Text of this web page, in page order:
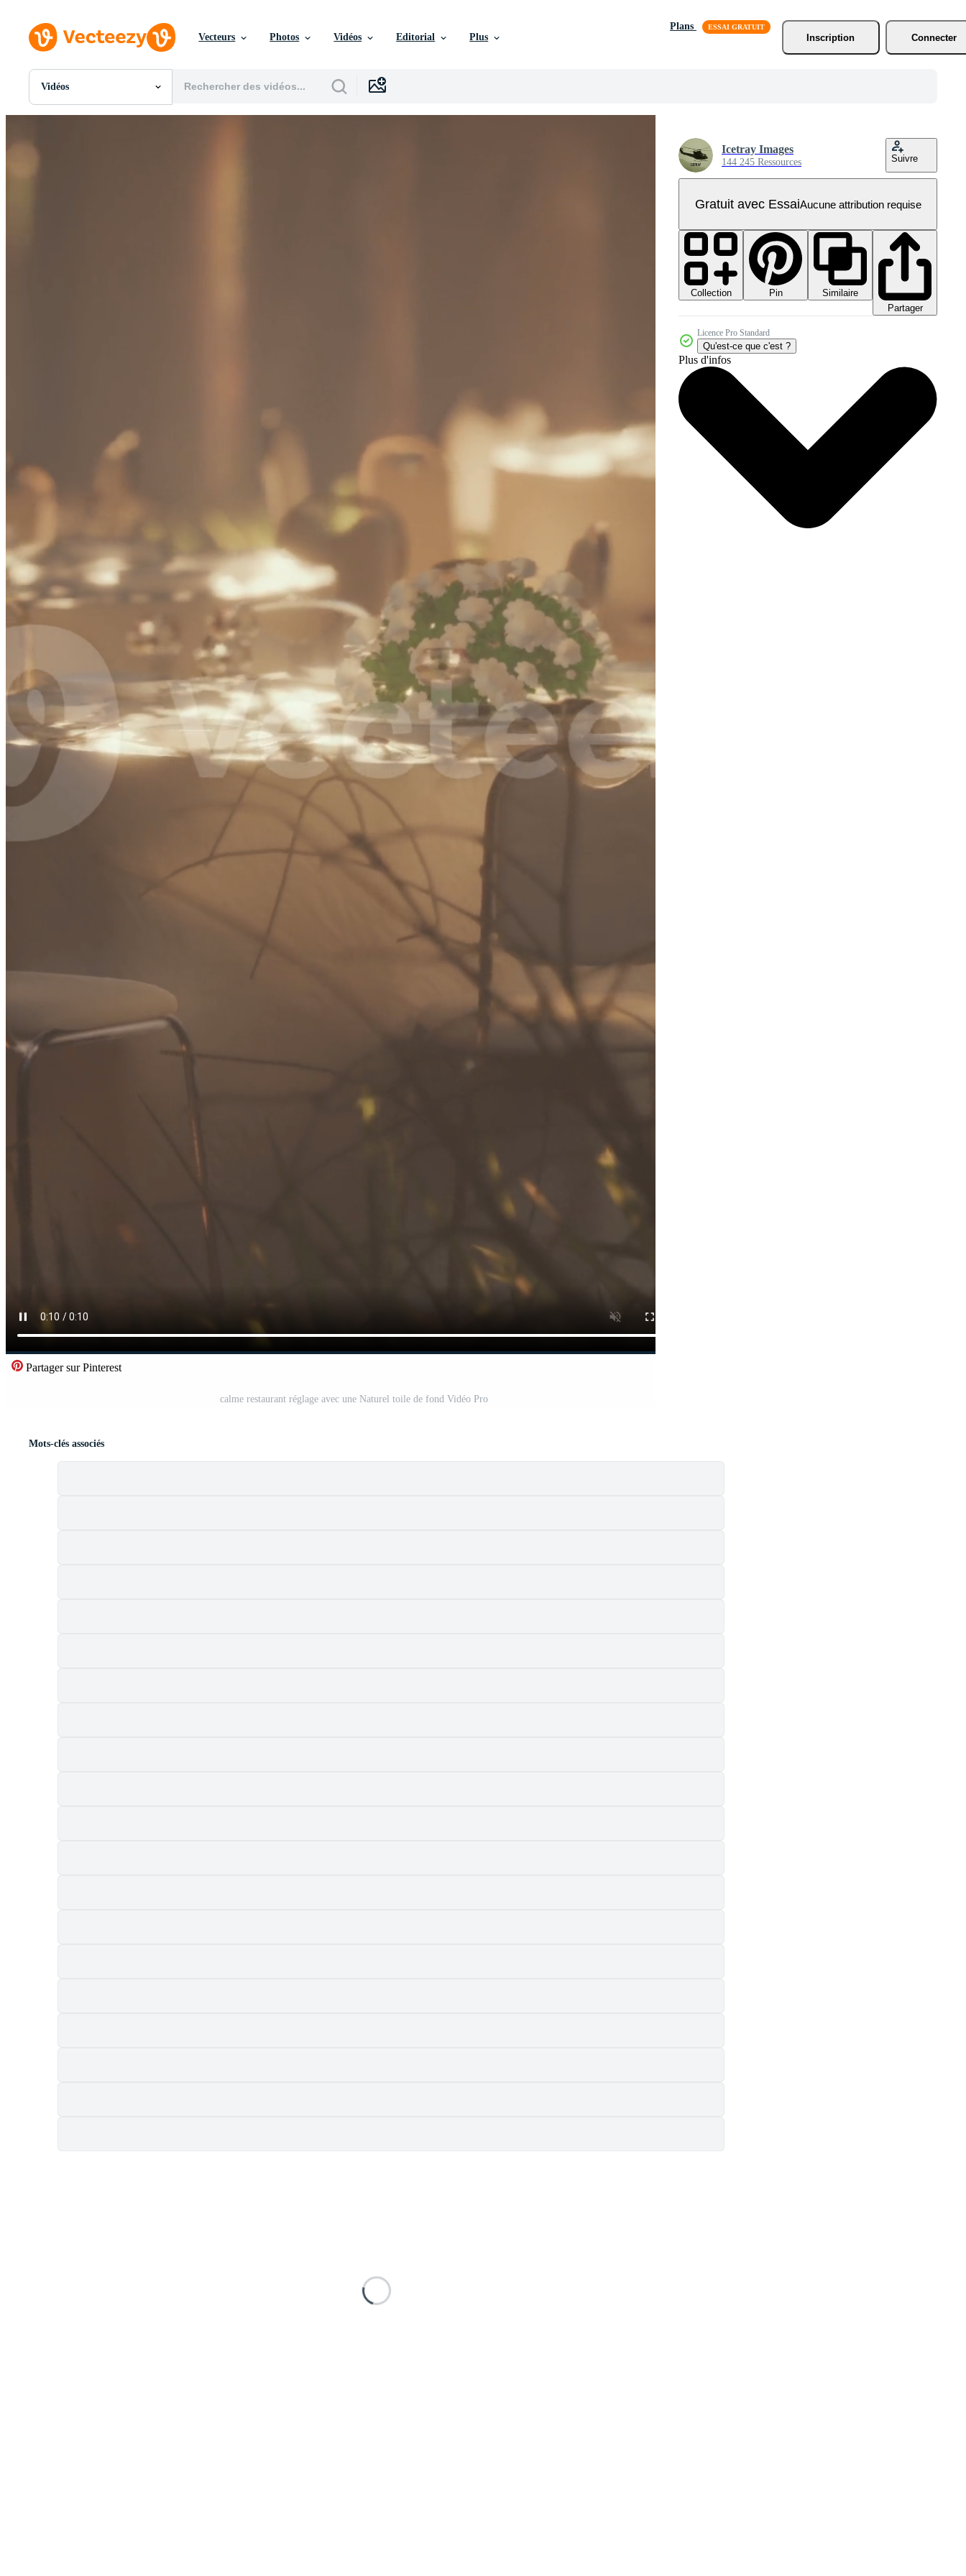
Vecteurs Photos Vidéos Editorial Plus
Plans
Inscription
Connecter
Vidéos
Toutes Images
Partager sur Pinterest
calme restaurant réglage avec une Naturel toile de fond Vidéo Pro
Icetray Images
144 245 Ressources Suivre
Gratuit avec EssaiAucune attribution requise
Collection Pin
Similaire
Partager
Licence Pro Standard
Qu'est-ce que c'est ?
Plus d'infos
Mots-clés associés